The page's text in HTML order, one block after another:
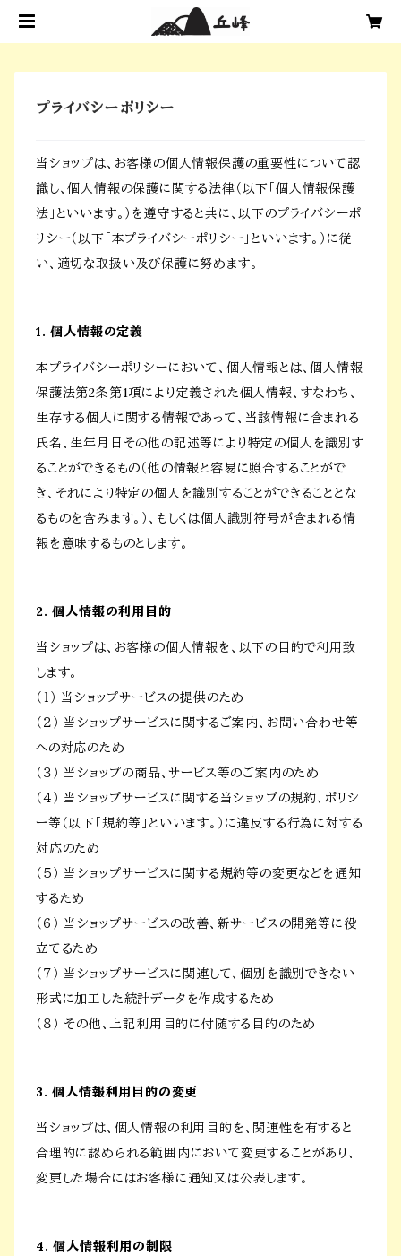
プライバシーポリシー
当ショップは、お客様の個人情報保護の重要性について認
識し、個人情報の保護に関する法律（以下「個人情報保護
法」といいます。）を遵守すると共に、以下のプライバシーポ
リシー（以下「本プライバシーポリシー」といいます。）に従
い、適切な取扱い及び保護に努めます。
1. 個人情報の定義
本プライバシーポリシーにおいて、個人情報とは、個人情報
保護法第2条第1項により定義された個人情報、すなわち、
生存する個人に関する情報であって、当該情報に含まれる
氏名、生年月日その他の記述等により特定の個人を識別す
ることができるもの（他の情報と容易に照合することがで
き、それにより特定の個人を識別することができることとな
るものを含みます。）、もしくは個人識別符号が含まれる情
報を意味するものとします。
2. 個人情報の利用目的
当ショップは、お客様の個人情報を、以下の目的で利用致
します。
（１） 当ショップサービスの提供のため
（２） 当ショップサービスに関するご案内、お問い合わせ等
への対応のため
（３） 当ショップの商品、サービス等のご案内のため
（４） 当ショップサービスに関する当ショップの規約、ポリシ
ー等（以下「規約等」といいます。）に違反する行為に対する
対応のため
（５） 当ショップサービスに関する規約等の変更などを通知
するため
（６） 当ショップサービスの改善、新サービスの開発等に役
立てるため
（７） 当ショップサービスに関連して、個別を識別できない
形式に加工した統計データを作成するため
（８） その他、上記利用目的に付随する目的のため
3. 個人情報利用目的の変更
当ショップは、個人情報の利用目的を、関連性を有すると
合理的に認められる範囲内において変更することがあり、
変更した場合にはお客様に通知又は公表します。
4. 個人情報利用の制限